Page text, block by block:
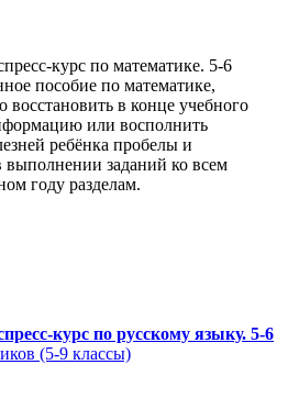
курс по математике. 5-6
пособие по математике,
восстановить в конце учебного
или восполнить
ребёнка пробелы и
выполнении заданий ко всем
году разделам.
курс по русскому языку. 5-6
(5-9 классы)